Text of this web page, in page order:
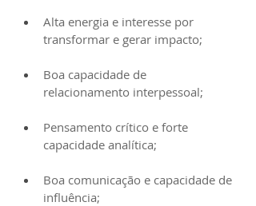
Alta energia e interesse por
transformar e gerar impacto;
Boa capacidade de
relacionamento interpessoal;
Pensamento crítico e forte
capacidade analítica;
Boa comunicação e capacidade de
influência;